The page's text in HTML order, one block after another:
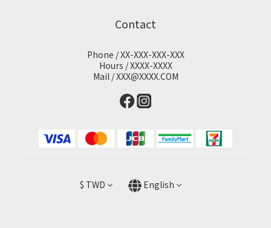
Contact
Phone / XX-XXX-XXX-XXX
Hours / XXXX-XXXX
Mail / XXX@XXXX.COM
$ TWD English